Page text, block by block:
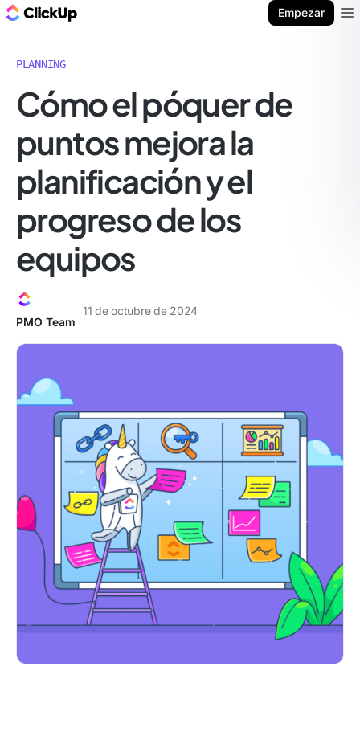
Empezar
PLANNING
Cómo el póquer de
puntos mejora la
planificación y el
progreso de los
equipos
PMO Team
11 de octubre de 2024